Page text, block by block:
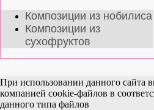
Композиции из нобилиса
Композиции из
сухофруктов
При использовании данного сайта
компанией cookie-файлов в
данного типа файлов